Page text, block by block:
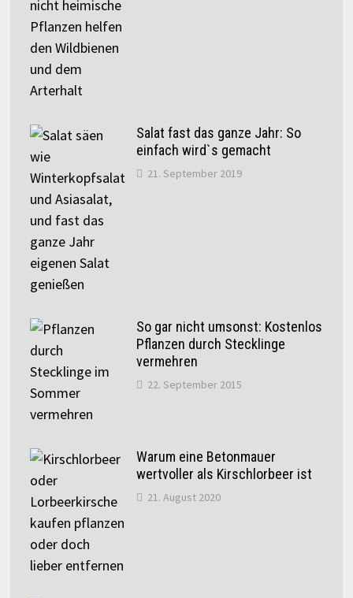
Salat fast das ganze Jahr: So
einfach wird`s gemacht
21. September 2019
So gar nicht umsonst: Kostenlos
Pflanzen durch Stecklinge
vermehren
22. September 2015
Warum eine Betonmauer
wertvoller als Kirschlorbeer ist
21. August 2020